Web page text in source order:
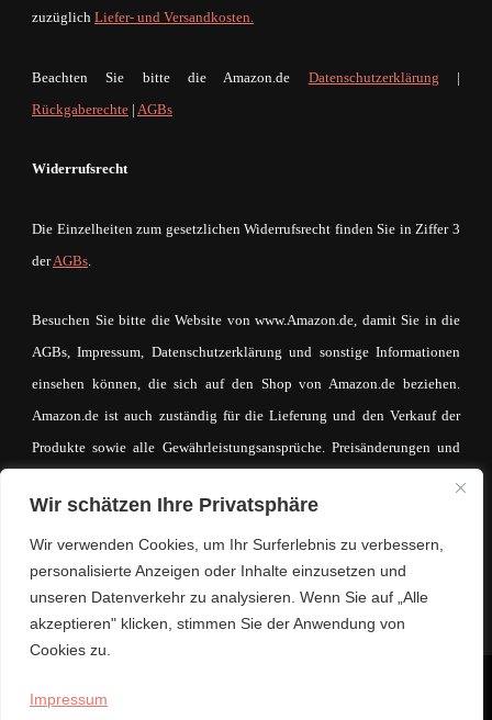
Wir schätzen Ihre Privatsphäre
Wir verwenden Cookies, um Ihr Surferlebnis zu verbessern,
personalisierte Anzeigen oder Inhalte einzusetzen und
unseren Datenverkehr zu analysieren. Wenn Sie auf „Alle
akzeptieren" klicken, stimmen Sie der Anwendung von
Cookies zu.
Impressum
zuzüglich Liefer- und Versandkosten.
Beachten Sie bitte die Amazon.de Datenschutzerklärung |
Rückgaberechte | AGBs
Widerrufsrecht
Die Einzelheiten zum gesetzlichen Widerrufsrecht finden Sie in Ziffer 3
derAGBs
Besuchen Sie bitte die Website von www.Amazon.de, damit Sie in die
AGBs, Impressum, Datenschutzerklärung und sonstige Informationen
einsehen können, die sich auf den Shop von Amazon.de beziehen.
Amazon.de ist auch zuständig für die Lieferung und den Verkauf der
Produkte sowie alle Gewährleistungsansprüche. Preisänderungen und
Irrtümer sind vorbehalten. Der Betreiber von mein-mode-shop.com
macht sich den Inhalt des IFrames auf keinerlei Weise zueigen. Der
eventuell zustande kommende Kaufvertrag und die entsprechende
Kaufabwicklung läuft ausschließlich über www.Amazon.de.